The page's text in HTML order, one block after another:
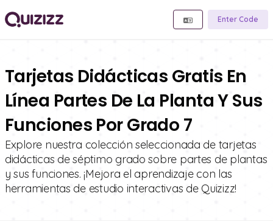
Enter Code
Tarjetas Didácticas Gratis En
Línea Partes De La Planta Y Sus
Funciones Por Grado 7
Explore nuestra colección seleccionada de tarjetas
didácticas de séptimo grado sobre partes de plantas
y sus funciones. ¡Mejora el aprendizaje con las
herramientas de estudio interactivas de Quizizz!